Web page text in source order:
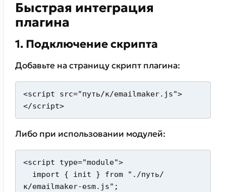
Быстрая интеграция
плагина
1. Подключение скрипта
Добавьте на страницу скрипт плагина:
<script src="путь/к/emailmaker.js">
</script>
Либо при использовании модулей:
<script type="module">
к/emailmaker-esm.js";